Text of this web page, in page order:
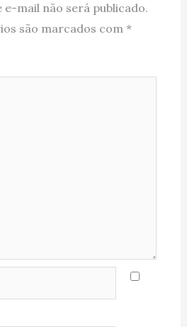
e-mail não será publicado.
são marcados com *